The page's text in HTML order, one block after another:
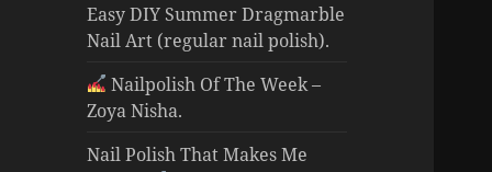
Easy DIY Summer Dragmarble
Nail Art (regular nail polish).
Nailpolish Of The Week –
Zoya Nisha.
Nail Polish That Makes Me